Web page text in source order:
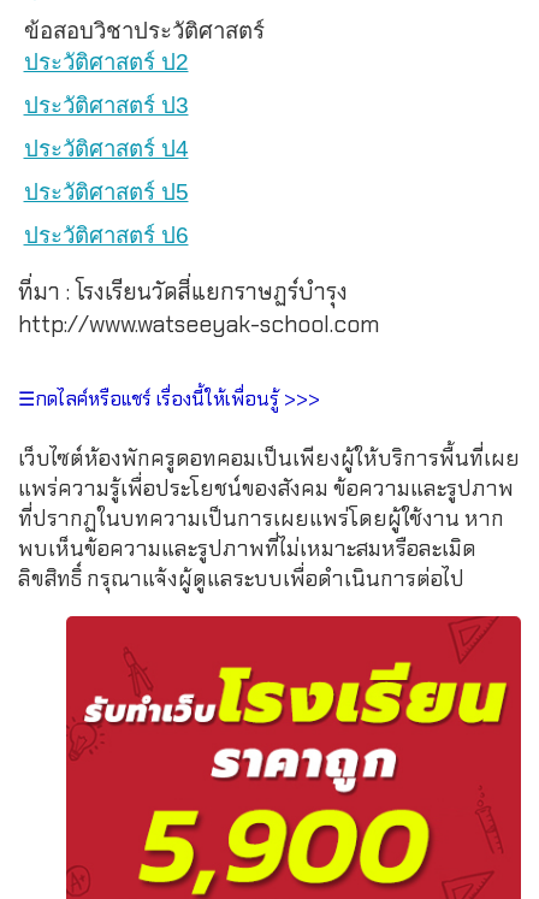
ข้อสอบวิชาประวัติศาสตร์
ประวัติศาสตร์ ป2
ประวัติศาสตร์ ป3
ประวัติศาสตร์ ป4
ประวัติศาสตร์ ป5
ประวัติศาสตร์ ป6
ที่มา : โรงเรียนวัดสี่แยกราษฏร์บำรุง
http://www.watseeyak-school.com
☰กดไลค์หรือแชร์ เรื่องนี้ให้เพื่อนรู้ >>>
เว็บไซต์ห้องพักครูดอทคอมเป็นเพียงผู้ให้บริการพื้นที่เผย
แพร่ความรู้เพื่อประโยชน์ของสังคม ข้อความและรูปภาพ
ที่ปรากฏในบทความเป็นการเผยแพร่โดยผู้ใช้งาน หาก
พบเห็นข้อความและรูปภาพที่ไม่เหมาะสมหรือละเมิด
ลิขสิทธิ์ กรุณาแจ้งผู้ดูแลระบบเพื่อดำเนินการต่อไป